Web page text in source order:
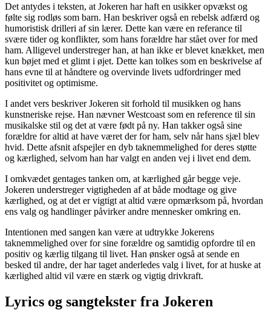
Det antydes i teksten, at Jokeren har haft en usikker opvækst og
følte sig rodløs som barn. Han beskriver også en rebelsk adfærd og
humoristisk drilleri af sin lærer. Dette kan være en referance til
svære tider og konflikter, som hans forældre har stået over for med
ham. Alligevel understreger han, at han ikke er blevet knækket, men
kun bøjet med et glimt i øjet. Dette kan tolkes som en beskrivelse af
hans evne til at håndtere og overvinde livets udfordringer med
positivitet og optimisme.
I andet vers beskriver Jokeren sit forhold til musikken og hans
kunstneriske rejse. Han nævner Westcoast som en reference til sin
musikalske stil og det at være født på ny. Han takker også sine
forældre for altid at have været der for ham, selv når hans sjæl blev
hvid. Dette afsnit afspejler en dyb taknemmelighed for deres støtte
og kærlighed, selvom han har valgt en anden vej i livet end dem.
I omkvædet gentages tanken om, at kærlighed går begge veje.
Jokeren understreger vigtigheden af at både modtage og give
kærlighed, og at det er vigtigt at altid være opmærksom på, hvordan
ens valg og handlinger påvirker andre mennesker omkring en.
Intentionen med sangen kan være at udtrykke Jokerens
taknemmelighed over for sine forældre og samtidig opfordre til en
positiv og kærlig tilgang til livet. Han ønsker også at sende en
besked til andre, der har taget anderledes valg i livet, for at huske at
kærlighed altid vil være en stærk og vigtig drivkraft.
Lyrics og sangtekster fra Jokeren